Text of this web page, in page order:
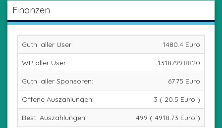
Finanzen
Guth. aller User: 1480.4 Euro
WP aller User: 1318799.8820
Guth. aller Sponsoren: 67.75 Euro
Offene Auszahlungen: 3 ( 20.5 Euro )
Best. Auszahlungen: 499 ( 4918.73 Euro )